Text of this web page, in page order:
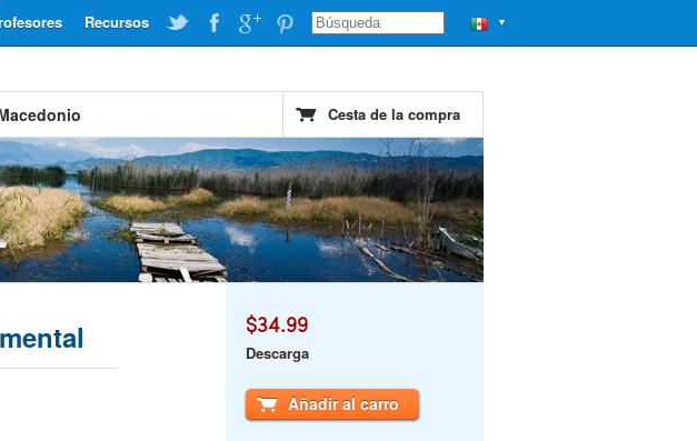
▼
Recursos
Cesta de la compra
$34.99
Descarga
Añadir al carro